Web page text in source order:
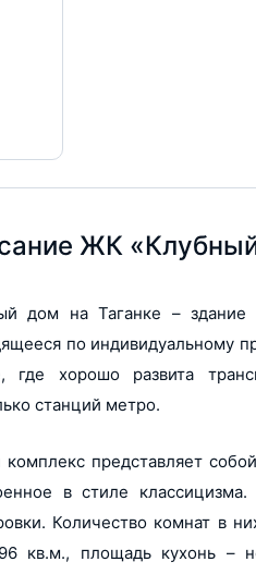
ЖК
дом на Таганке – здание
по индивидуальному
где хорошо развита
станций метро.
представляет
в стиле
Количество комнат в
кв.м., площадь кухонь –